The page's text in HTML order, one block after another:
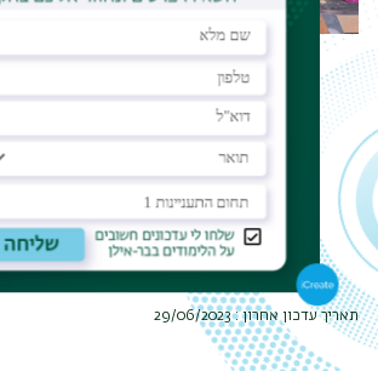
תאריך עדכון אחרון : 29/06/2023